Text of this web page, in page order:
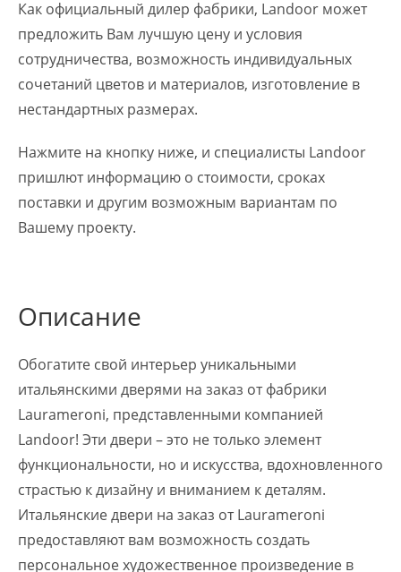
Как официальный дилер фабрики, Landoor может
предложить Вам лучшую цену и условия
сотрудничества, возможность индивидуальных
сочетаний цветов и материалов, изготовление в
нестандартных размерах.
Нажмите на кнопку ниже, и специалисты Landoor
пришлют информацию о стоимости, сроках
поставки и другим возможным вариантам по
Вашему проекту.
Описание
Обогатите свой интерьер уникальными
итальянскими дверями на заказ от фабрики
Laurameroni, представленными компанией
Landoor! Эти двери – это не только элемент
функциональности, но и искусства, вдохновленного
страстью к дизайну и вниманием к деталям.
Итальянские двери на заказ от Laurameroni
предоставляют вам возможность создать
персональное художественное произведение в